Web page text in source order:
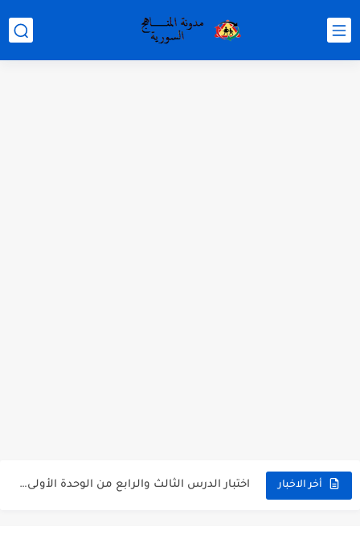
أخر الاخبار اختبار الدرس الثالث والرابع من الوحدة الأولى مع الحل في...